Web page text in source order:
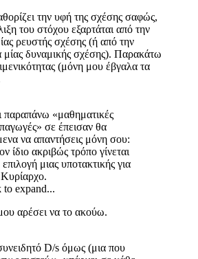
την υφή της σχέσης σαφώς,
του στόχου εξαρτάται από την
ρευστής σχέσης (ή από την
μίας δυναμικής σχέσης). Παρακάτω
(μόνη μου έβγαλα τα
παραπάνω «μαθηματικές
σε έπεισαν θα
να απαντήσεις μόνη σου:
ίδιο ακριβώς τρόπο γίνεται
μιας υποτακτικής για
to expand...
αρέσει να το ακούω.
D/s όμως (μια που